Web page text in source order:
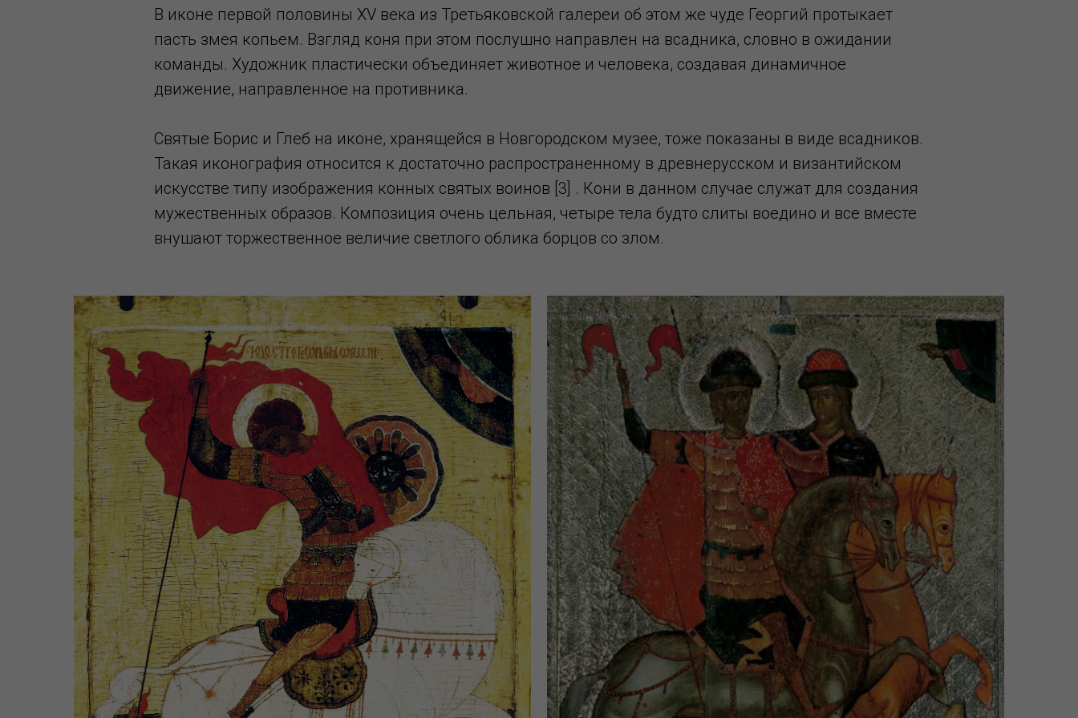
В иконе первой половины XV века из Третьяковской галереи об этом же чуде Георгий протыкает
пасть змея копьем. Взгляд коня при этом послушно направлен на всадника, словно в ожидании
команды. Художник пластически объединяет животное и человека, создавая динамичное
движение, направленное на противника.
Святые Борис и Глеб на иконе, хранящейся в Новгородском музее, тоже показаны в виде всадников.
Такая иконография относится к достаточно распространенному в древнерусском и византийском
искусстве типу изображения конных святых воинов [3] . Кони в данном случае служат для создания
мужественных образов. Композиция очень цельная, четыре тела будто слиты воедино и все вместе
внушают торжественное величие светлого облика борцов со злом.